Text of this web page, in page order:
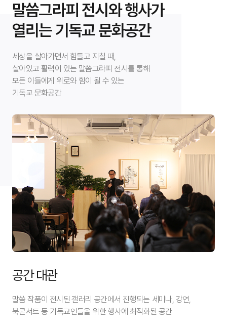
말씀그라피 전시와 행사가
열리는 기독교 문화공간
세상을 살아가면서 힘들고 지칠 때,
살아있고 활력이 있는 말씀그라피 전시를 통해
모든 이들에게 위로와 힘이 될 수 있는
기독교 문화공간
공간 대관
말씀 작품이 전시된 갤러리 공간에서 진행되는 세미나, 강연,
북콘서트 등 기독교인들을 위한 행사에 최적화된 공간